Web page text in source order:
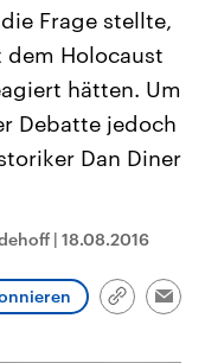
Beiträge,
und
die Vereinigten
den mächtigsten Ländern
großem Einfluss auf
Frage stellte,
Holocaust
hätten. Um
Debatte jedoch
Dan Diner
| 18.08.2016
Link